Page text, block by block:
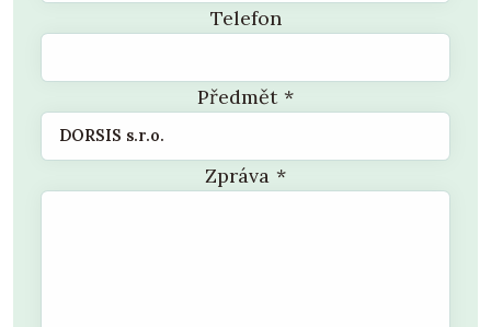
Telefon
Předmět*
Zpráva *